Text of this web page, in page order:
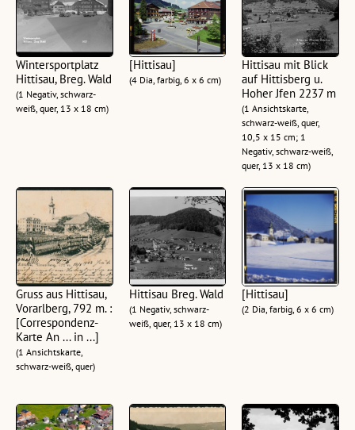
Wintersportplatz
Hittisau, Breg. Wald
(1 Negativ, schwarz-
weiß, quer, 13 x 18 cm)
[Hittisau]
(4 Dia, farbig, 6 x 6 cm)
Hittisau mit Blick
auf Hittisberg u.
Hoher Jfen 2237 m
(1 Ansichtskarte,
schwarz-weiß, quer,
10,5 x 15 cm; 1
Negativ, schwarz-weiß,
quer, 13 x 18 cm)
Gruss aus Hittisau,
Vorarlberg, 792 m. :
[Correspondenz-
Karte An ... in ...]
(1 Ansichtskarte,
schwarz-weiß, quer)
Hittisau Breg. Wald
(1 Negativ, schwarz-
weiß, quer, 13 x 18 cm)
[Hittisau]
(2 Dia, farbig, 6 x 6 cm)